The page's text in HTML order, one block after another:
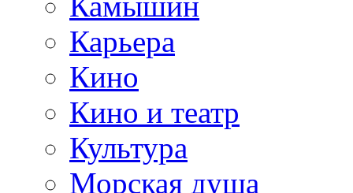
Карьера
Кино
Кино и театр
Культура
Морская душа